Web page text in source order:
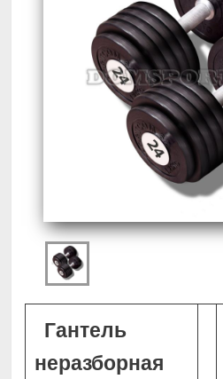
Гантель
неразборная